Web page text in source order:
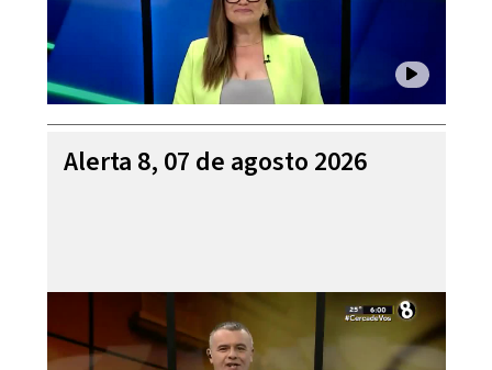
Alerta 8, 07 de agosto 2026